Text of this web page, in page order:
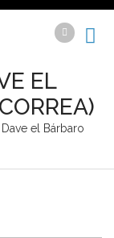
EL
el Bárbaro